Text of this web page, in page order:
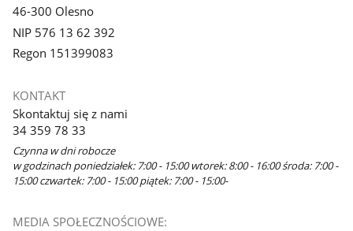
46-300 Olesno
NIP 576 13 62 392
Regon 151399083
KONTAKT
Skontaktuj się z nami
34 359 78 33
Czynna w dni robocze
w godzinach poniedziałek: 7:00 - 15:00 wtorek: 8:00 - 16:00 środa: 7:00 -
15:00 czwartek: 7:00 - 15:00 piątek: 7:00 - 15:00-
MEDIA SPOŁECZNOŚCIOWE: